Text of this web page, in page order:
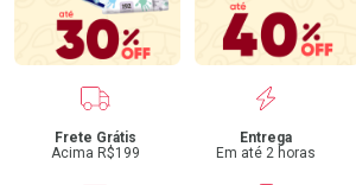
Benefícios
Frete Grátis
Acima R$199
Entrega
Em até 2 horas